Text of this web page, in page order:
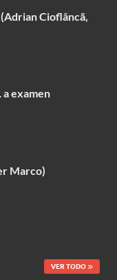
Cioflâncã,
examen
Marco)
VER TODO